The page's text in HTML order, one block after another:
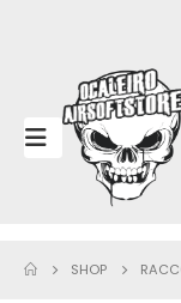
SHOP